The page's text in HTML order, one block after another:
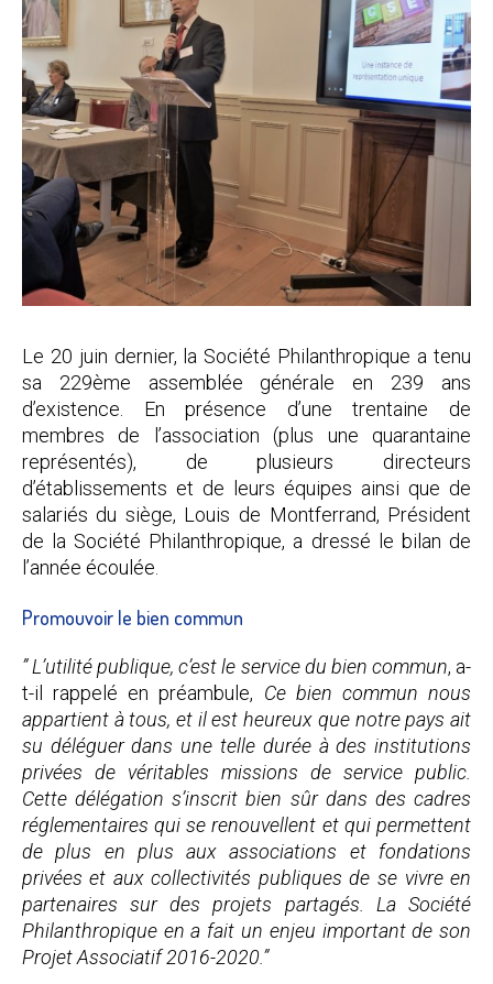
Le 20 juin dernier, la Société Philanthropique a tenu
sa 229ème assemblée générale en 239 ans
d’existence. En présence d’une trentaine de
membres de l’association (plus une quarantaine
représentés), de plusieurs directeurs
d’établissements et de leurs équipes ainsi que de
salariés du siège, Louis de Montferrand, Président
de la Société Philanthropique, a dressé le bilan de
l’année écoulée.
Promouvoir le bien commun
” L’utilité publique, c’est le service du bien commun, a-
t-il rappelé en préambule, Ce bien commun nous
appartient à tous, et il est heureux que notre pays ait
su déléguer dans une telle durée à des institutions
privées de véritables missions de service public.
Cette délégation s’inscrit bien sûr dans des cadres
réglementaires qui se renouvellent et qui permettent
de plus en plus aux associations et fondations
privées et aux collectivités publiques de se vivre en
partenaires sur des projets partagés. La Société
Philanthropique en a fait un enjeu important de son
Projet Associatif 2016-2020.”